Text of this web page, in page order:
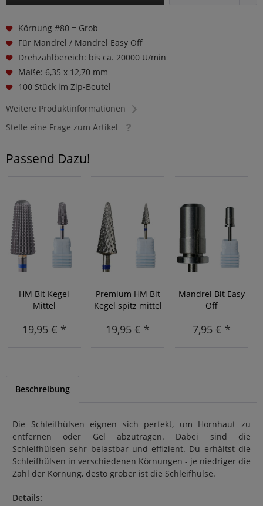
Körnung #80 = Grob
Für Mandrel / Mandrel Easy Off
Drehzahlbereich: bis ca. 20000 U/min
Maße: 6,35 x 12,70 mm
100 Stück im Zip-Beutel
Weitere Produktinformationen
Stelle eine Frage zum Artikel
Passend Dazu!
HM Bit Kegel
Mittel
19,95 € *
Premium HM Bit
Kegel spitz mittel
19,95 € *
Mandrel Bit Easy
Off
7,95 € *
Beschreibung
Die Schleifhülsen eignen sich perfekt, um Hornhaut zu
entfernen oder Gel abzutragen. Dabei sind die
Schleifhülsen sehr belastbar und effizient. Du erhältst die
Schleifhülsen in verschiedenen Körnungen - je niedriger die
Zahl der Körnung, desto gröber ist die Schleifhülse.
Details: